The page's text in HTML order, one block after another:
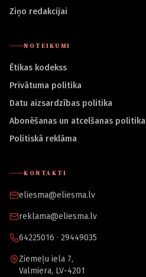
Ziņo redakcijai
NOTEIKUMI
Ētikas kodekss
Privātuma politika
Datu aizsardzības politika
Abonēšanas un atcelšanas politika
Politiskā reklāma
KONTAKTI
eliesma@eliesma.lv
reklama@eliesma.lv
64225016 · 29449035
Ziemeļu iela 7,
Valmiera, LV-4201